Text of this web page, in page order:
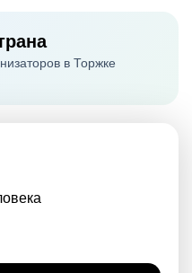
в Торжке